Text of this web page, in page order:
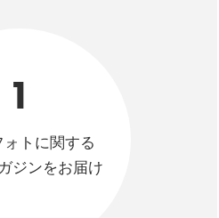
1
トに関する
ジンをお届け